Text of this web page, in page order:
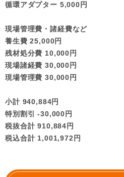
循環アダプター 5,000円
現場管理費・諸経費など
養生費 25,000円
残材処分費 10,000円
現場諸経費 30,000円
現場管理費 30,000円
小計 940,884円
特別割引 -30,000円
税抜合計 910,884円
税込合計 1,001,972円